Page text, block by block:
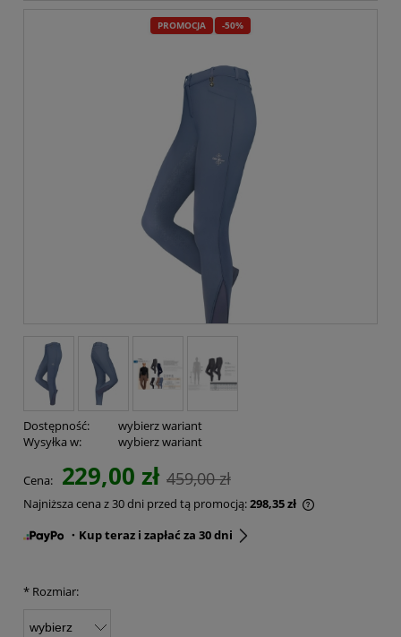
PROMOCJA -50%
Dostępność:
wybierz wariant
Wysyłka w:
wybierz wariant
Cena: 229,00 zł 459,00 zł
Najniższa cena z 30 dni przed tą promocją:298,35 zł
・Kup teraz i zapłać za 30 dni
* Rozmiar: